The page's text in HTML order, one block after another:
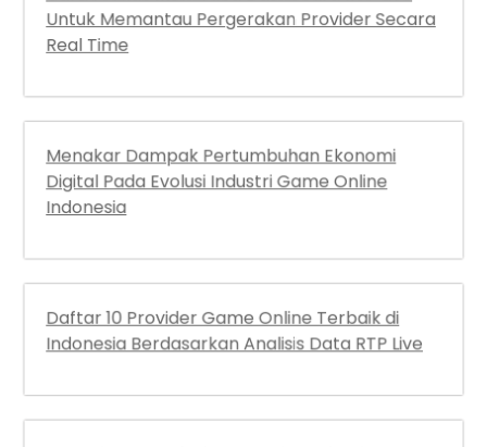
Cara Praktis Membaca Dashboard RTP Live
Untuk Memantau Pergerakan Provider Secara
Menakar Dampak Pertumbuhan Ekonomi
Digital Pada Evolusi Industri Game Online
Daftar 10 Provider Game Online Terbaik di